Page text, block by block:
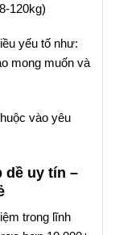
120kg)
yếu tố như:
mong muốn và
vào yêu
dề uy tín –
trong lĩnh